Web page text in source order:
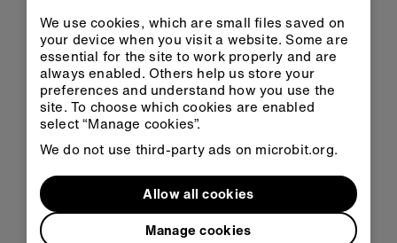
Utiliza este ejemplo de desigualdades para
introducir la idea de desigualdad social. Esta
definición puede ser útil:"una situación en la
que las personas no son iguales porque
algunos grupos tienen más oportunidades,
poder, dinero, etc. que otros"
diccionario MacMillan)
El Objetivo 10 se resume en el siguiente vídeo:
We use cookies, which are small files saved on
your device when you visit a website. Some are
essential for the site to work properly and are
always enabled. Others help us store your
preferences and understand how you use the
site. To choose which cookies are enabled
select “Manage cookies”.
We do not use third-party ads on microbit.org.
Manage cookies
Allow all cookies